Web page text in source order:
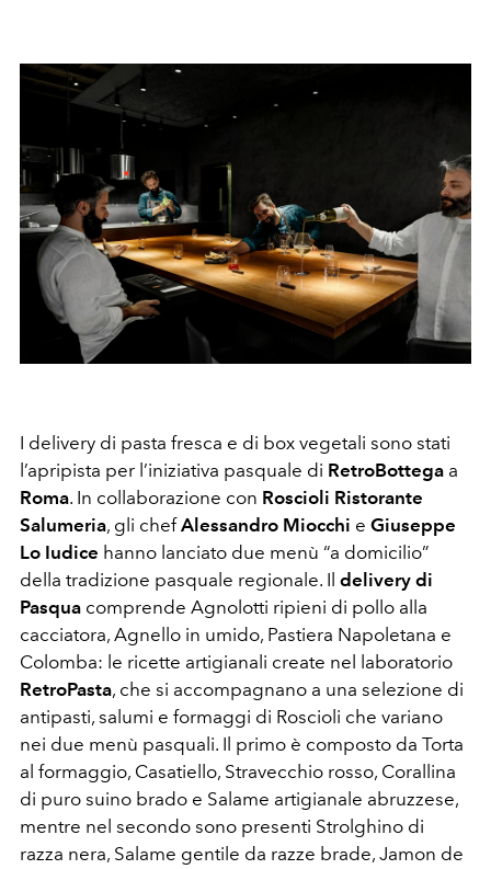
I delivery di pasta fresca e di box vegetali sono stati
l’apripista per l’iniziativa pasquale di RetroBottega a
Roma. In collaborazione con Roscioli Ristorante
Salumeria, gli chefAlessandro Miocchi e Giuseppe
Lo Iudice hanno lanciato due menù “a domicilio”
della tradizione pasquale regionale. Il delivery di
Pasqua comprende Agnolotti ripieni di pollo alla
cacciatora, Agnello in umido, Pastiera Napoletana e
Colomba: le ricette artigianali create nel laboratorio
RetroPasta, che si accompagnano a una selezione di
antipasti, salumi e formaggi di Roscioli che variano
nei due menù pasquali. Il primo è composto da Torta
al formaggio, Casatiello, Stravecchio rosso, Corallina
di puro suino brado e Salame artigianale abruzzese,
mentre nel secondo sono presenti Strolghino di
razza nera, Salame gentile da razze brade, Jamon de